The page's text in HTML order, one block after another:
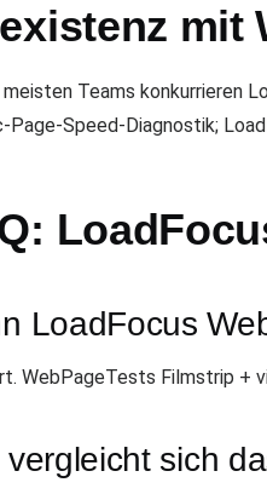
mit
meisten Teams konkurrieren
Page-Speed-Diagnostik;
LoadFocus
WebPageTests Filmstrip +
vergleicht sich